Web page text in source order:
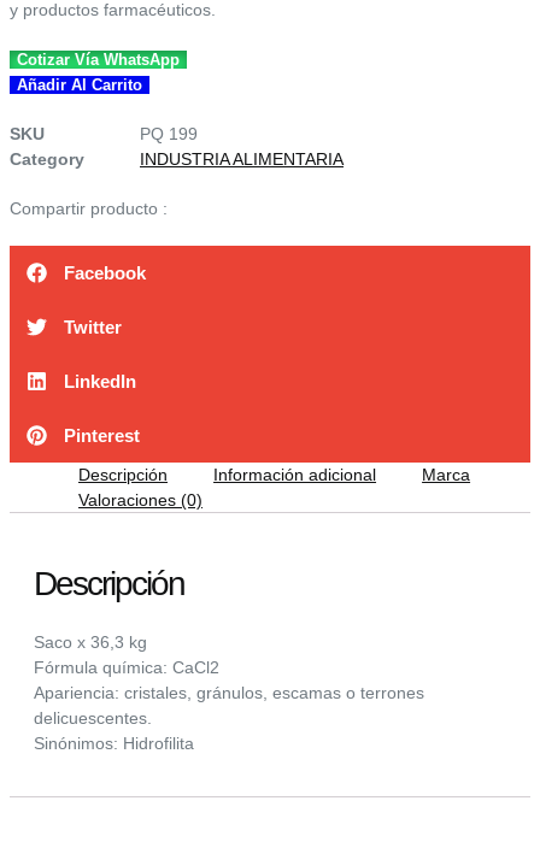
y productos farmacéuticos.
Cotizar Vía WhatsApp
CLORURO
CALCIO
94%
-
36.3KG
Añadir Al Carrito
SKU
PQ 199
Category
INDUSTRIA ALIMENTARIA
Compartir producto :
Facebook
Twitter
LinkedIn
Pinterest
Descripción Información adicional
Marca
Valoraciones (0)
Descripción
Saco x 36,3 kg
Fórmula química: CaCl2
Apariencia: cristales, gránulos, escamas o terrones
delicuescentes.
Sinónimos: Hidrofilita